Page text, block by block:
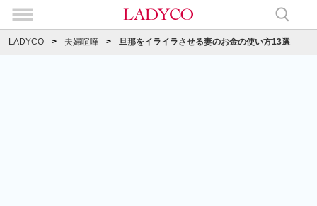
LADYCO 夫婦喧嘩 旦那をイライラさせる妻のお金の使い方13選